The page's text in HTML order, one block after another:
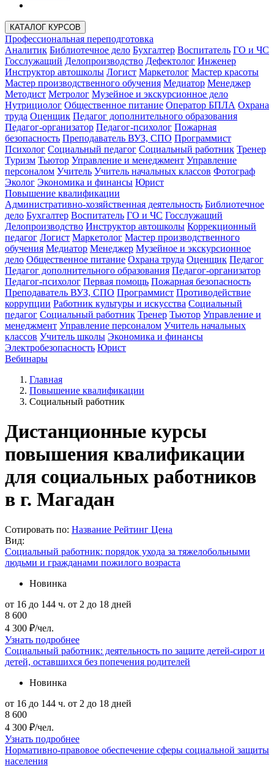
КАТАЛОГ КУРСОВ
Профессиональная переподготовка
Аналитик Библиотечное дело Бухгалтер Воспитатель ГО и ЧС
Госслужащий Делопроизводство Дефектолог Инженер
Инструктор автошколы Логист Маркетолог Мастер красоты
Мастер производственного обучения Медиатор Менеджер
Методист Метролог Музейное и экскурсионное дело
Нутрициолог Общественное питание Оператор БПЛА Охрана
труда Оценщик Педагог дополнительного образования
Педагог-организатор Педагог-психолог Пожарная
безопасность Преподаватель ВУЗ, СПО Программист
Психолог Социальный педагог Социальный работник Тренер
Туризм Тьютор Управление и менеджмент Управление
персоналом Учитель Учитель начальных классов Фотограф
Эколог Экономика и финансы Юрист
Повышение квалификации
Административно-хозяйственная деятельность Библиотечное
дело Бухгалтер Воспитатель ГО и ЧС Госслужащий
Делопроизводство Инструктор автошколы Коррекционный
педагог Логист Маркетолог Мастер производственного
обучения Медиатор Менеджер Музейное и экскурсионное
дело Общественное питание Охрана труда Оценщик Педагог
Педагог дополнительного образования Педагог-организатор
Педагог-психолог Первая помощь Пожарная безопасность
Преподаватель ВУЗ, СПО Программист Противодействие
коррупции Работник культуры и искусства Социальный
педагог Социальный работник Тренер Тьютор Управление и
менеджмент Управление персоналом Учитель начальных
классов Учитель школы Экономика и финансы
Электробезопасность Юрист
Вебинары
Главная
Повышение квалификации
Социальный работник
Дистанционные курсы
повышения квалификации
для социальных работников
в г. Магадан
Сотировать по: Название Рейтинг Цена
Вид:
Социальный работник: порядок ухода за тяжелобольными
людьми и гражданами пожилого возраста
Новинка
от 16 до 144 ч. от 2 до 18 дней
8 600
4 300 ₽/чел.
Узнать подробнее
Социальный работник: деятельность по защите детей-сирот и
детей, оставшихся без попечения родителей
Новинка
от 16 до 144 ч. от 2 до 18 дней
8 600
4 300 ₽/чел.
Узнать подробнее
Нормативно-правовое обеспечение сферы социальной защиты
населения